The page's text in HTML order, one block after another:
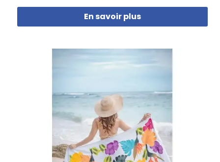
En savoir plus